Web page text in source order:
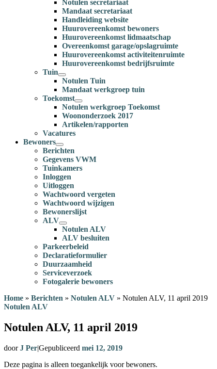
Notulen secretariaat
Mandaat secretariaat
Handleiding website
Huurovereenkomst bewoners
Huurovereenkomst lidmaatschap
Overeenkomst garage/opslagruimte
Huurovereenkomst activiteitenruimte
Huurovereenkomst bedrijfsruimte
Tuin
Notulen Tuin
Mandaat werkgroep tuin
Toekomst
Notulen werkgroep Toekomst
Woononderzoek 2017
Artikelen/rapporten
Vacatures
Bewoners
Berichten
Gegevens VWM
Tuinkamers
Inloggen
Uitloggen
Wachtwoord vergeten
Wachtwoord wijzigen
Bewonerslijst
ALV
Notulen ALV
ALV besluiten
Parkeerbeleid
Declaratieformulier
Duurzaamheid
Serviceverzoek
Fotogalerie bewoners
Home » Berichten » Notulen ALV » Notulen ALV, 11 april 2019
Notulen ALV
Notulen ALV, 11 april 2019
doorJ Per|Gepubliceerd mei 12, 2019
Deze pagina is alleen toegankelijk voor bewoners.